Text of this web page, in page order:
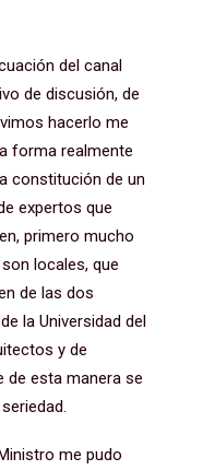
del canal
de discusión, de
hacerlo me
forma realmente
constitución de un
expertos que
primero mucho
locales, que
de las dos
la Universidad del
y de
de esta manera se
me pudo